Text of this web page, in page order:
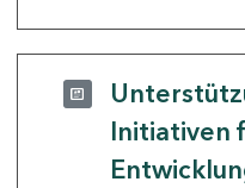
Initiativen